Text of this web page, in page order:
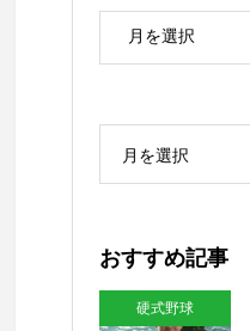
月を選択
おすすめ記事
硬式野球